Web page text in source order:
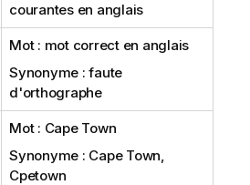
courantes en anglais
Mot : mot correct en anglais
Synonyme : faute
d'orthographe
Mot : Cape Town
Synonyme : Cape Town,
Cpetown